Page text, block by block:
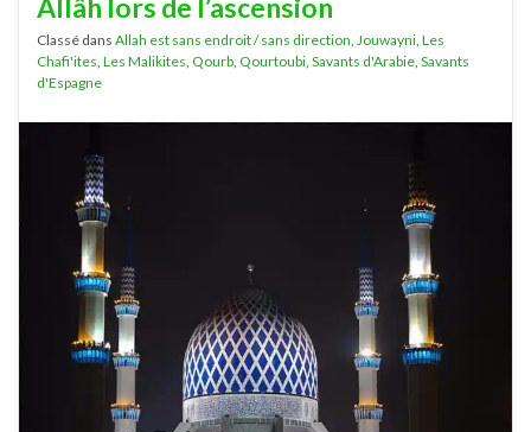
Classé dans Allah est sans endroit / sans direction Jouwayni Les
Chafi'ites Les Malikites Qourb Qourtoubi Savants d'Arabie Savants
d'Espagne